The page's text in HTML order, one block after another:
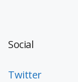
Social
Twitter